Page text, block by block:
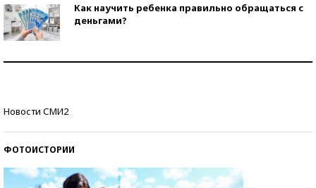
Как научить ребенка правильно обращаться с
деньгами?
Новости СМИ2
ФОТОИСТОРИИ